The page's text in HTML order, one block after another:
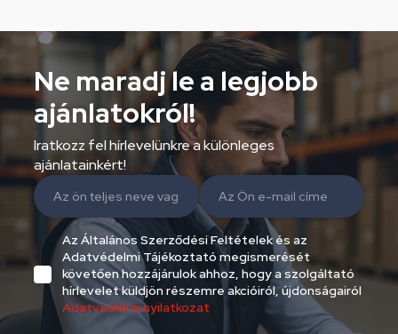
Ne maradj le a legjobb
ajánlatokról!
Iratkozz fel hírlevelünkre a különleges
ajánlatainkért!
Az Általános Szerződési Feltételek és az
Adatvédelmi Tájékoztató megismerését
követően hozzájárulok ahhoz, hogy a szolgáltató
hírlevelet küldjön részemre akcióiról, újdonságairól
Adatvédelmi nyilatkozat